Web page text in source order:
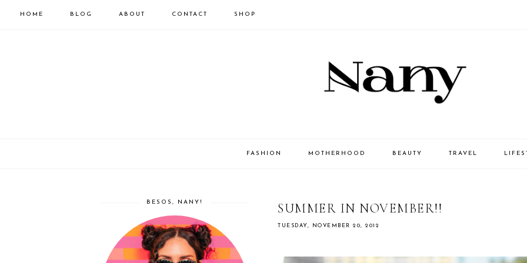
HOME BLOG ABOUT CONTACT SHOP
FASHION MOTHERHOOD BEAUTY TRAVEL
SUMMER IN NOVEMBER!!
TUESDAY, NOVEMBER 20, 2012
BESOS, NANY!